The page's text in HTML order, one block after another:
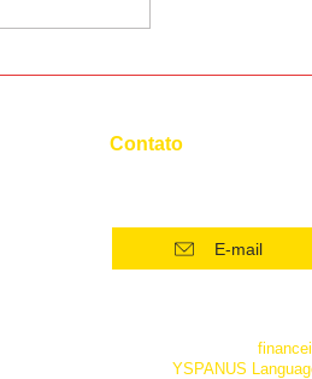
Contato
E-mail
YSPANUS